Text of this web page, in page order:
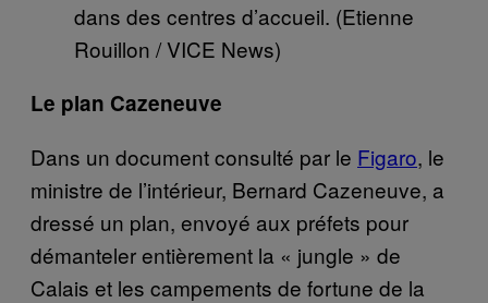
dans des centres d’accueil. (Etienne
Rouillon / VICE News)
Le plan Cazeneuve
Dans un document consulté par le Figaro, le
ministre de l’intérieur, Bernard Cazeneuve, a
dressé un plan, envoyé aux préfets pour
démanteler entièrement la « jungle » de
Calais et les campements de fortune de la